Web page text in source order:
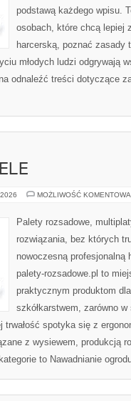
podstawą każdego wpisu.
osobach, które chcą lepiej
harcerską, poznać zasady
młodych ludzi odgrywają
odnaleźć treści dotyczące
MOŻLIWOŚĆ
Palety rozsadowe,
rozwiązania, bez których
nowoczesną profesjonalną
palety-rozsadowe.pl to
praktycznym produktom
szkółkarstwem, zarówno
trwałość spotyka się z
z wysiewem, produkcją
to Nawadnianie